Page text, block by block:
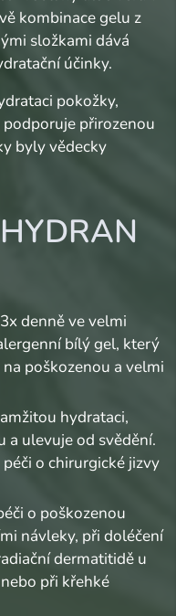
kombinace gelu z
složkami dává
účinky.
pokožky,
přirozenou
byly vědecky
denně ve velmi
bílý gel, který
poškozenou a velmi
hydrataci,
a ulevuje od svědění.
o chirurgické jizvy
o poškozenou
návleky, při doléčení
dermatitidě u
při křehké